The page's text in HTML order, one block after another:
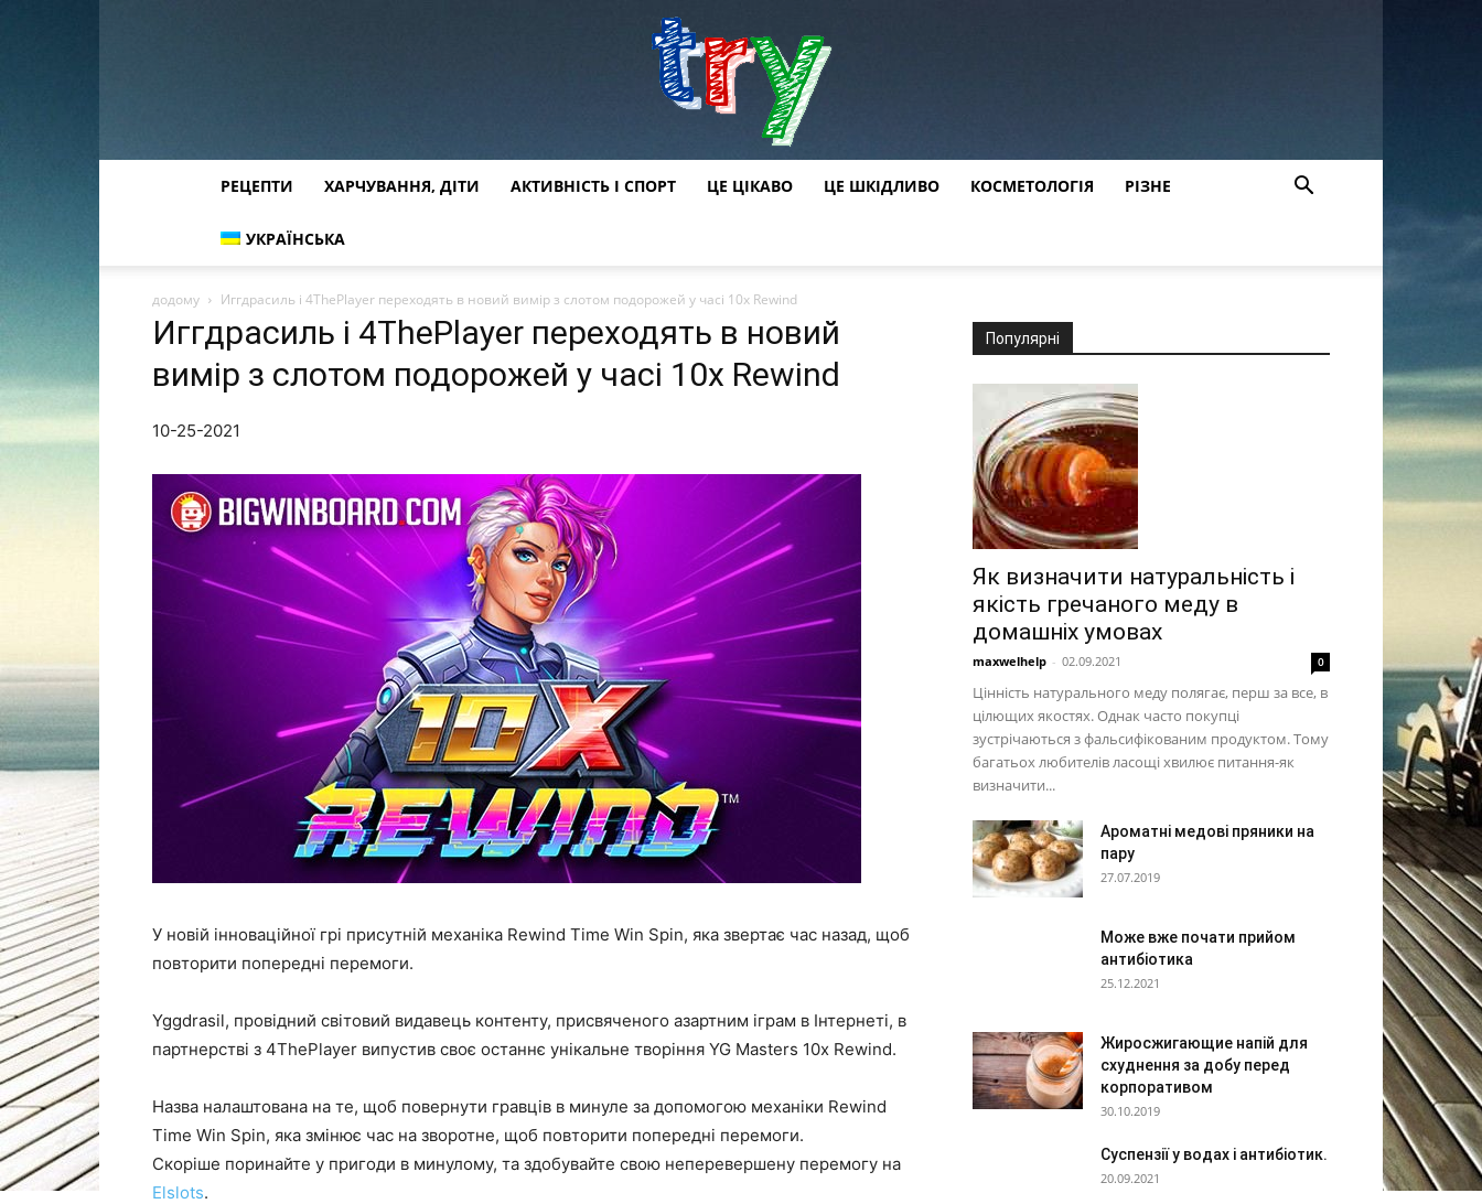
РЕЦЕПТИ ХАРЧУВАННЯ, ДІТИ АКТИВНІСТЬ І СПОРТ ЦЕ ЦІКАВО ЦЕ ШКІДЛИВО КОСМЕТОЛОГІЯ РІЗНЕ
УКРАЇНСЬКА
додому Иггдрасиль і 4ThePlayer переходять в новий вимір з слотом подорожей у часі 10x Rewind
Иггдрасиль і 4ThePlayer переходять в новий
вимір з слотом подорожей у часі 10x Rewind
10-25-2021
У новій інноваційної грі присутній механіка Rewind Time Win Spin, яка звертає час назад, щоб
повторити попередні перемоги.
Yggdrasil, провідний світовий видавець контенту, присвяченого азартним іграм в Інтернеті, в
партнерстві з 4ThePlayer випустив своє останнє унікальне творіння YG Masters 10x Rewind.
Назва налаштована на те, щоб повернути гравців в минуле за допомогою механіки Rewind
Time Win Spin, яка змінює час на зворотне, щоб повторити попередні перемоги.
Скоріше поринайте у пригоди в минулому, та здобувайте свою неперевершену перемогу на
Elslots.
Популярні
Як визначити натуральність і
якість гречаного меду в
домашніх умовах
maxwelhelp - 02.09.2021 0
Цінність натурального меду полягає, перш за все, в
цілющих якостях. Однак часто покупці
зустрічаються з фальсифікованим продуктом. Тому
багатьох любителів ласощі хвилює питання-як
визначити...
Ароматні медові пряники на
пару
27.07.2019
Може вже почати прийом
антибіотика
25.12.2021
Жиросжигающие напій для
схуднення за добу перед
корпоративом
30.10.2019
Суспензії у водах і антибіотик.
20.09.2021